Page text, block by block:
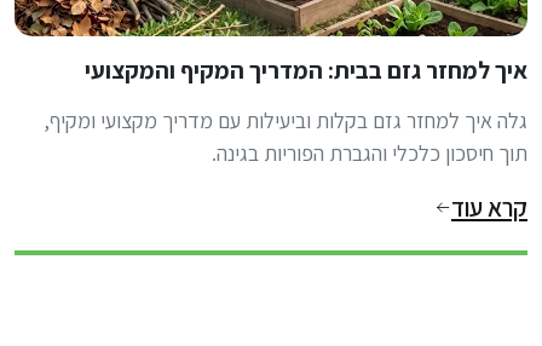
איך למחזר גזם בבית: המדריך המקיף והמקצועי
גלה איך למחזר גזם בקלות וביעילות עם מדריך מקצועי ומקיף,
תוך חיסכון כלכלי והגברת הפוריות בגינה.
קרא עוד